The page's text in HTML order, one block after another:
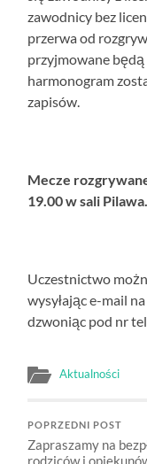
zawodnicy bez
przerwa od
przyjmowane będą
harmonogram
zapisów.
Mecze
19.00 w sali Pilawa.
Uczestnictwo
wysyłając e-mail
dzwoniąc pod nr
Aktualności
POPRZEDNI POST
Zapraszamy na